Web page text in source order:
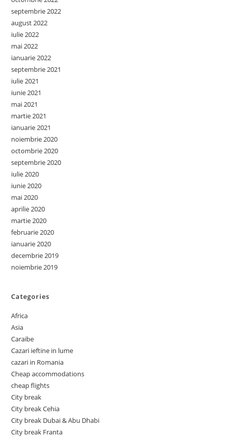
septembrie 2022
august 2022
iulie 2022
mai 2022
ianuarie 2022
septembrie 2021
iulie 2021
iunie 2021
mai 2021
martie 2021
ianuarie 2021
noiembrie 2020
octombrie 2020
septembrie 2020
iulie 2020
iunie 2020
mai 2020
aprilie 2020
martie 2020
februarie 2020
ianuarie 2020
decembrie 2019
noiembrie 2019
Categories
Africa
Asia
Caraibe
Cazari ieftine in lume
cazari in Romania
Cheap accommodations
cheap flights
City break
City break Cehia
City break Dubai & Abu Dhabi
City break Franta